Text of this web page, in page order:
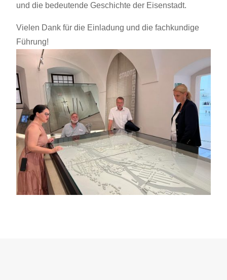
und die bedeutende Geschichte der Eisenstadt.
Vielen Dank für die Einladung und die fachkundige
Führung!